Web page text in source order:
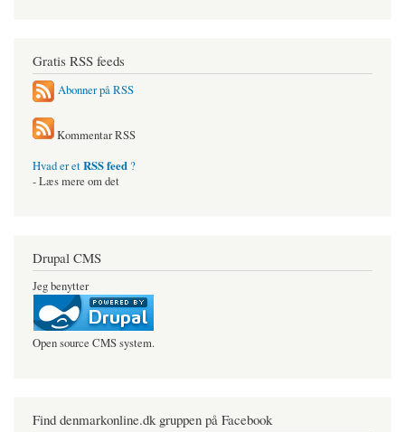
Gratis RSS feeds
Abonner på RSS
Kommentar RSS
Hvad er etRSS feed ?
- Læs mere om det
Drupal CMS
Jeg benytter
Open source CMS system.
Find denmarkonline.dk gruppen på Facebook